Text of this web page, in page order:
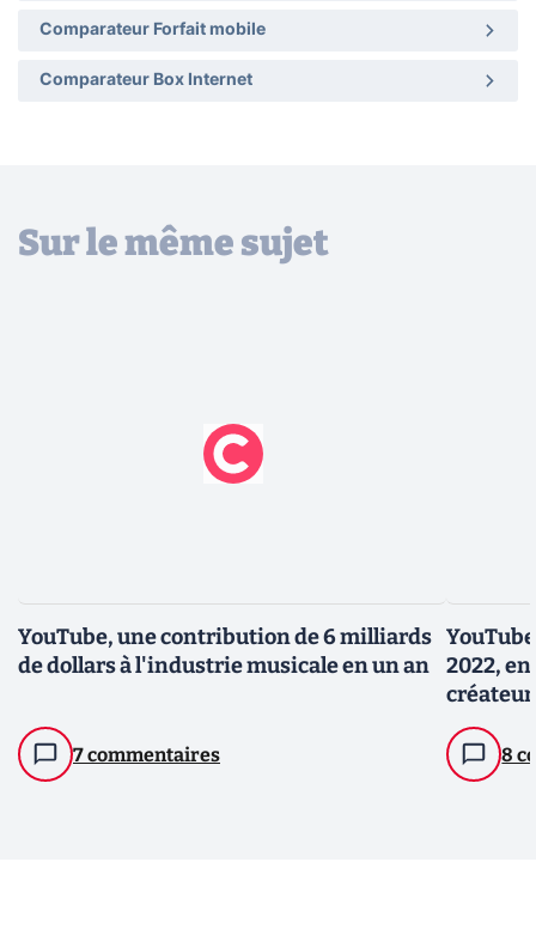
Comparateur Forfait mobile
Comparateur Box Internet
Sur le même sujet
YouTube, une contribution de 6 milliards
de dollars à l'industrie musicale en un an
7 commentaires
2022,
8